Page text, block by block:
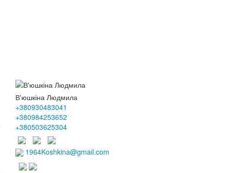
В'юшкіна Людмила
+380930483041
+380984253652
+380503625304
1964Koshkina@gmail.com